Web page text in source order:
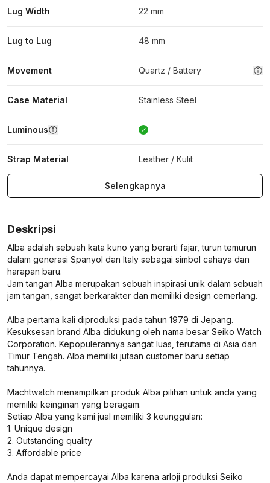
Lug Width 22 mm
Lug to Lug 48 mm
Movement Quartz / Battery
Case Material Stainless Steel
Luminous
Strap Material Leather / Kulit
Selengkapnya
Deskripsi
Alba adalah sebuah kata kuno yang berarti fajar, turun temurun
dalam generasi Spanyol dan Italy sebagai simbol cahaya dan
harapan baru.
Jam tangan Alba merupakan sebuah inspirasi unik dalam sebuah
jam tangan, sangat berkarakter dan memiliki design cemerlang.
Alba pertama kali diproduksi pada tahun 1979 di Jepang.
Kesuksesan brand Alba didukung oleh nama besar Seiko Watch
Corporation. Kepopulerannya sangat luas, terutama di Asia dan
Timur Tengah. Alba memiliki jutaan customer baru setiap
tahunnya.
Machtwatch menampilkan produk Alba pilihan untuk anda yang
memiliki keinginan yang beragam.
Setiap Alba yang kami jual memiliki 3 keunggulan:
1. Unique design
2. Outstanding quality
3. Affordable price
Anda dapat mempercayai Alba karena arloji produksi Seiko